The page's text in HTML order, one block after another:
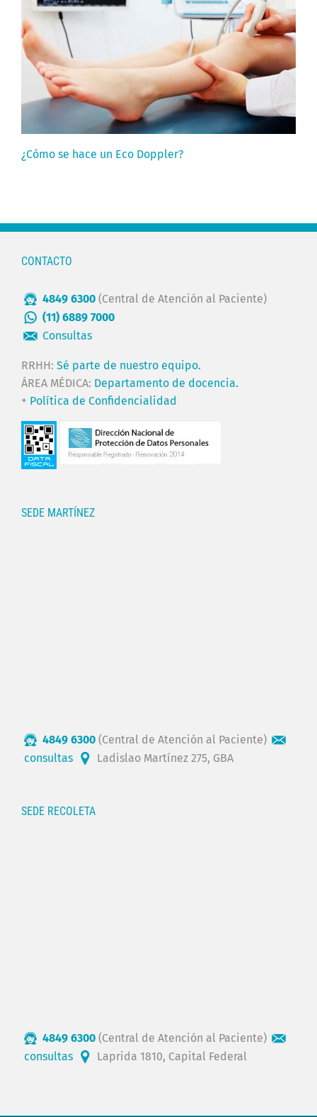
¿Cómo se hace un Eco Doppler?
CONTACTO
4849 6300 (Central de Atención al Paciente)
(11) 6889 7000
Consultas
RRHH: Sé parte de nuestro equipo.
ÁREA MÉDICA: Departamento de docencia.
+ Política de Confidencialidad
SEDE MARTÍNEZ
4849 6300 (Central de Atención al Paciente)
consultas
Ladislao Martínez 275, GBA
SEDE RECOLETA
4849 6300 (Central de Atención al Paciente)
consultas
Laprida 1810, Capital Federal